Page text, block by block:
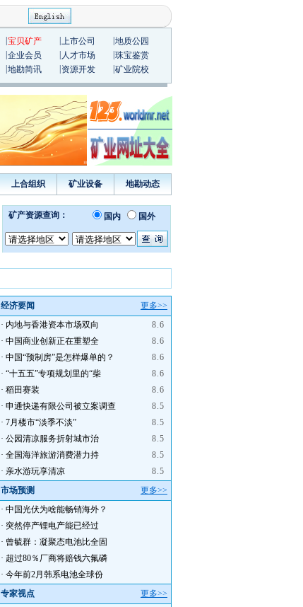
宝贝矿产 上市公司
地质公园
企业会员 人才市场
珠宝鉴赏
地勘简讯 资源开发 矿业院校
上合组织 矿业设备 地勘动态
经济要闻
更多>>
· 内地与香港资本市场双向
8.6
· 中国商业创新正在重塑全
8.6
· 中国“预制房”是怎样爆单的？
8.6
· “十五五”专项规划里的“柴
8.6
· 稻田赛装
8.6
· 申通快递有限公司被立案调查
8.5
· 7月楼市“淡季不淡”
8.5
· 公园清凉服务折射城市治
8.5
· 全国海洋旅游消费潜力持
8.5
· 亲水游玩享清凉
8.5
市场预测
更多>>
· 中国光伏为啥能畅销海外？
· 突然停产锂电产能已经过
· 曾毓群：凝聚态电池比全固
· 超过80％厂商将赔钱六氟磷
· 今年前2月韩系电池全球份
专家视点
更多>>